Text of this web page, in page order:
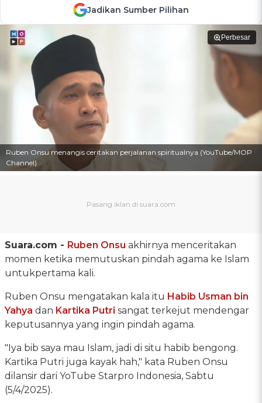
Jadikan Sumber Pilihan
Perbesar
Ruben Onsu menangis ceritakan perjalanan spiritualnya (YouTube/MOP
Channel)
Suara.com - Ruben Onsu akhirnya menceritakan
momen ketika memutuskan pindah agama ke Islam
untukpertama kali.
Ruben Onsu mengatakan kala itu Habib Usman bin
Yahya dan Kartika Putri sangat terkejut mendengar
keputusannya yang ingin pindah agama.
"Iya bib saya mau Islam, jadi di situ habib bengong.
Kartika Putri juga kayak hah," kata Ruben Onsu
dilansir dari YoTube Starpro Indonesia, Sabtu
(5/4/2025).